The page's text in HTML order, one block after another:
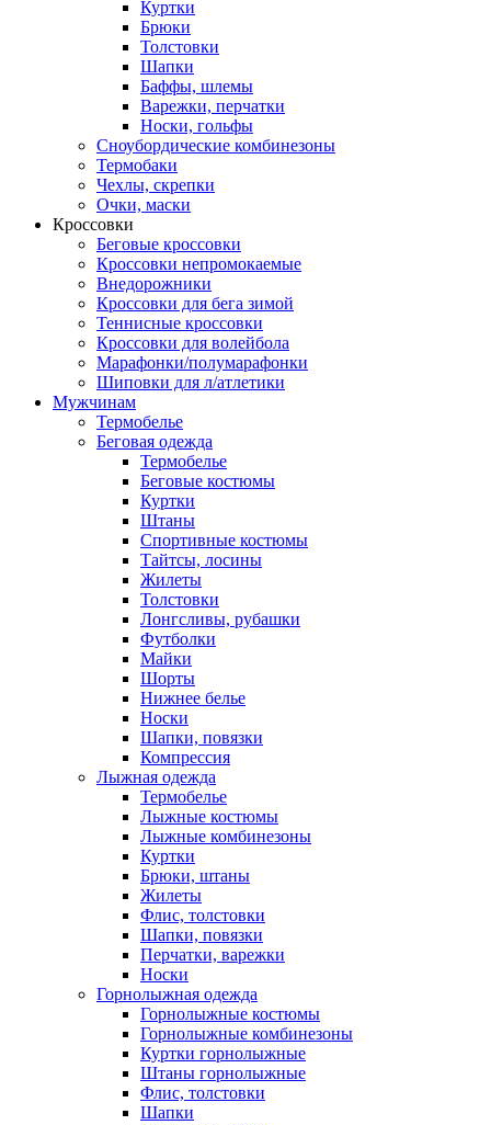
Куртки
Брюки
Толстовки
Шапки
Баффы, шлемы
Варежки, перчатки
Носки, гольфы
Сноубордические комбинезоны
Термобаки
Чехлы, скрепки
Очки, маски
Кроссовки
Беговые кроссовки
Кроссовки непромокаемые
Внедорожники
Кроссовки для бега зимой
Теннисные кроссовки
Кроссовки для волейбола
Марафонки/полумарафонки
Шиповки для л/атлетики
Мужчинам
Термобелье
Беговая одежда
Термобелье
Беговые костюмы
Куртки
Штаны
Спортивные костюмы
Тайтсы, лосины
Жилеты
Толстовки
Лонгсливы, рубашки
Футболки
Майки
Шорты
Нижнее белье
Носки
Шапки, повязки
Компрессия
Лыжная одежда
Термобелье
Лыжные костюмы
Лыжные комбинезоны
Куртки
Брюки, штаны
Жилеты
Флис, толстовки
Шапки, повязки
Перчатки, варежки
Носки
Горнолыжная одежда
Горнолыжные костюмы
Горнолыжные комбинезоны
Куртки горнолыжные
Штаны горнолыжные
Флис, толстовки
Шапки